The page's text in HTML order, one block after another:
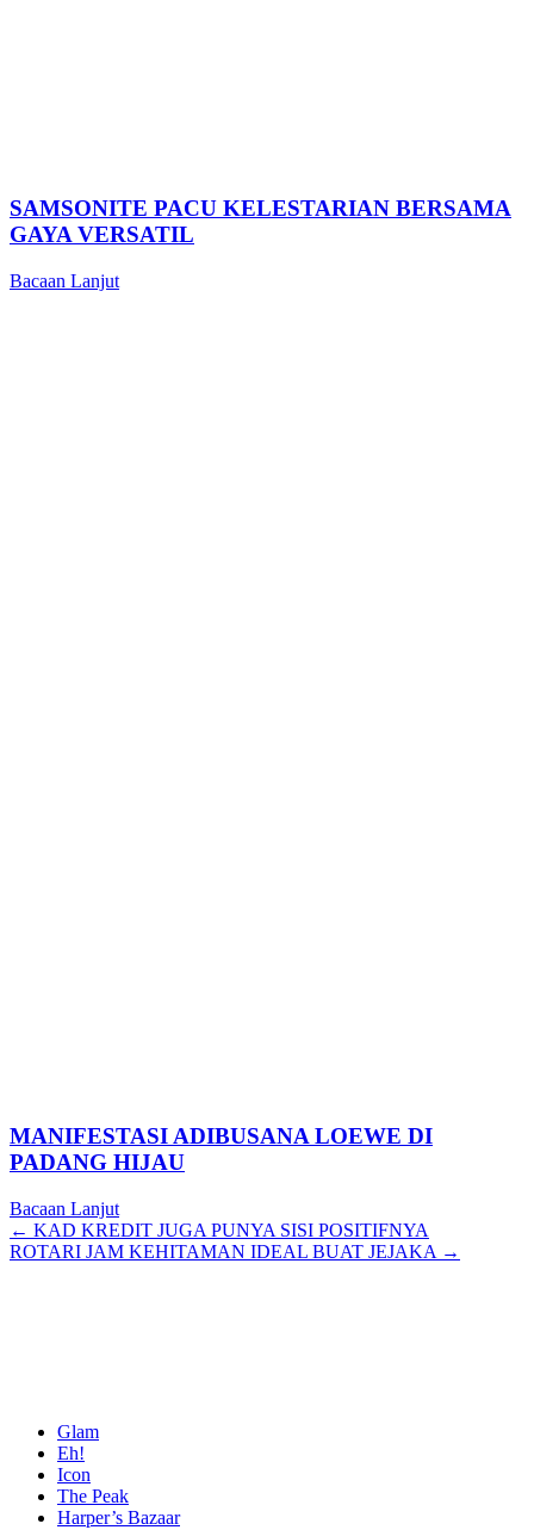
SAMSONITE PACU KELESTARIAN BERSAMA
GAYA VERSATIL
Bacaan Lanjut
MANIFESTASI ADIBUSANA LOEWE DI
PADANG HIJAU
Bacaan Lanjut
Posts
navigation
← KAD KREDIT JUGA PUNYA SISI POSITIFNYA
ROTARI JAM KEHITAMAN IDEAL BUAT JEJAKA →
Glam
Eh!
Icon
The Peak
Harper’s Bazaar